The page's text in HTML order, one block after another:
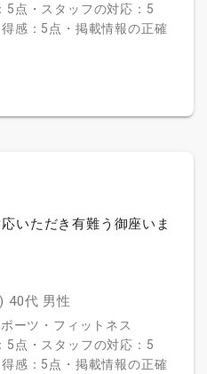
5点・スタッフの対応：5
感：5点・掲載情報の正確
いただき有難う御座いま
40代 男性
ーツ・フィットネス
5点・スタッフの対応：5
感：5点・掲載情報の正確